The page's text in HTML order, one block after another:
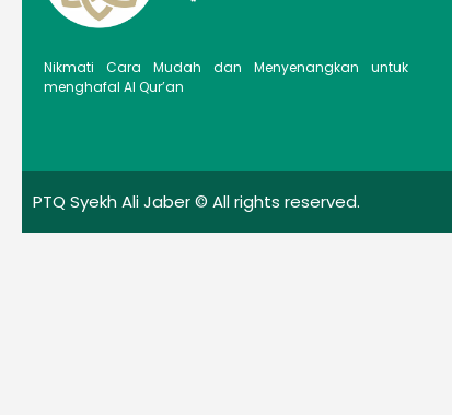
Nikmati Cara Mudah dan Menyenangkan untuk
menghafal Al Qur’an
PTQ Syekh Ali Jaber © All rights reserved.